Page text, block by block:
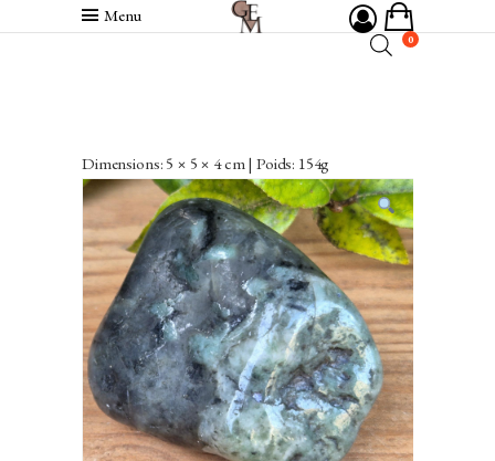
Menu
0
Dimensions: 5 × 5 × 4 cm | Poids: 154g